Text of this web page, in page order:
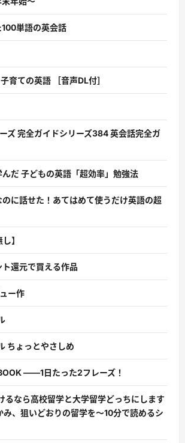
単語の英会話
育ての英語 ［音声DL付］
ズ 完全ガイドシリーズ384 英会話完全ガ
だ 子どもの英語「超効率」勉強法
に話せた！あてはめて使うだけ英語の超
】
還元で買える作品
ー作
ちょっとやさしめ
――1日たった2フレーズ！
るなら高校留学と大学留学どっちにします
み、狙いどおりの留学を〜10分で読めるシ